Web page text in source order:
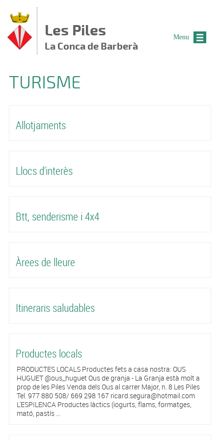
Les Piles
La Conca de Barberà
TURISME
Allotjaments
Llocs d'interès
Btt, senderisme i 4x4
Àrees de lleure
Itineraris saludables
Productes locals
PRODUCTES LOCALS Productes fets a casa nostra: OUS
HUGUET @ous_huguet Ous de granja - La Granja està molt a
prop de les Piles Venda dels Ous al carrer Major, n. 8 Les Piles
Tel. 977 880 508/ 669 298 167 ricard.segura@hotmail.com
L'ESPILENCA Productes làctics (iogurts, flams, formatges,
mató, pastís ...
Menu